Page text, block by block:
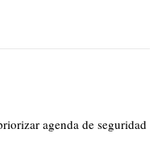
agenda de seguridad